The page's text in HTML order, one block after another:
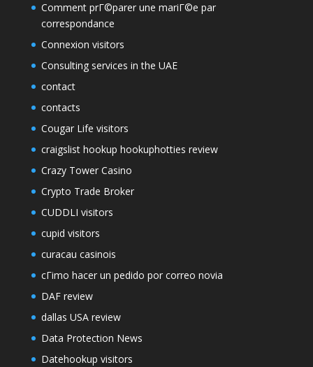
Comment prГ©parer une mariГ©e par
correspondance
Connexion visitors
Consulting services in the UAE
contact
contacts
Cougar Life visitors
craigslist hookup hookuphotties review
Crazy Tower Сasino
Crypto Trade Broker
CUDDLI visitors
cupid visitors
curacau casinois
cГіmo hacer un pedido por correo novia
DAF review
dallas USA review
Data Protection News
Datehookup visitors